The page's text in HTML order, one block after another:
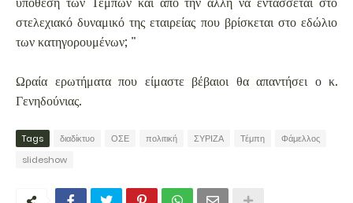
στελεχιακό δυναμικό της εταιρείας που βρίσκεται στο εδώλιο
των κατηγορουμένων; "
Ωραία ερωτήματα που είμαστε βέβαιοι θα απαντήσει ο κ.
Γενηδούνιας.
Tags διαδίκτυο ΟΣΕ πολιτική ΣΥΡΙΖΑ Τέμπη
Φάμελλος
slideshow